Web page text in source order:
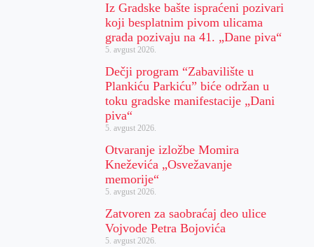
Iz Gradske bašte ispraćeni pozivari
koji besplatnim pivom ulicama
grada pozivaju na 41. „Dane piva“
5. avgust 2026.
Dečji program “Zabavilište u
Plankiću Parkiću” biće održan u
toku gradske manifestacije „Dani
piva“
5. avgust 2026.
Otvaranje izložbe Momira
Kneževića „Osvežavanje
memorije“
5. avgust 2026.
Zatvoren za saobraćaj deo ulice
Vojvode Petra Bojovića
5. avgust 2026.